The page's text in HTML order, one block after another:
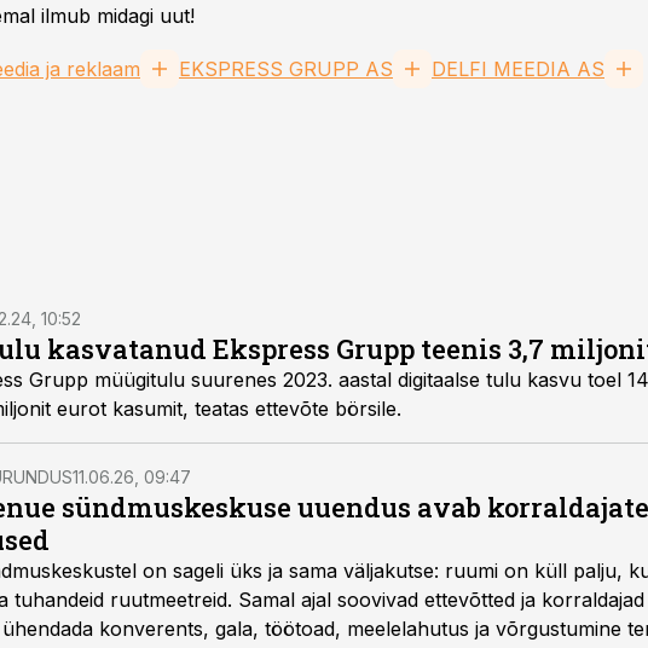
ilmub midagi uut!
ja reklaam EKSPRESS GRUPP AS DELFI MEEDIA AS
10:52
kasvatanud Ekspress Grupp teenis 3,7
Grupp müügitulu suurenes 2023. aastal digitaalse tulu kasvu toel
eurot kasumit, teatas ettevõte börsile.
11.06.26, 09:47
sündmuskeskuse uuendus avab
on sageli üks ja sama väljakutse: ruumi on küll palju,
tuhandeid ruutmeetreid. Samal ajal soovivad ettevõtted ja
konverents, gala, töötoad, meelelahutus ja võrgustumine